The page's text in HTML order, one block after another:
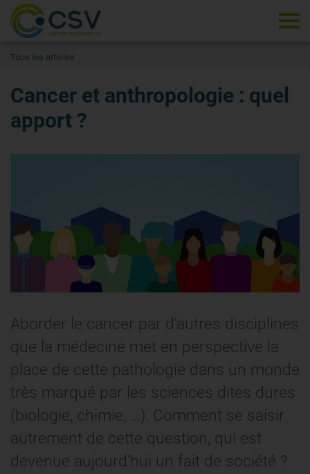
Tous les articles
Cancer et anthropologie : quel
apport ?
Aborder le cancer par d'autres disciplines
que la médecine met en perspective la
place de cette pathologie dans un monde
très marqué par les sciences dites dures
(biologie, chimie, ...). Comment se saisir
autrement de cette question, qui est
devenue aujourd'hui un fait de société ?